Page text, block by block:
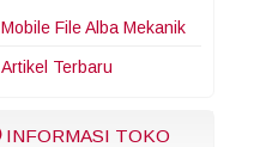
Mobile File Alba Mekanik
Artikel Terbaru
INFORMASI TOKO